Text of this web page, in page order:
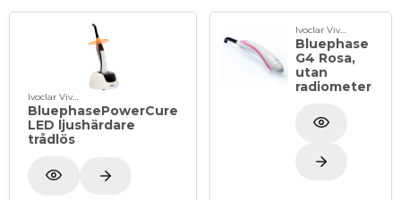
Ivoclar Vivadent
BluephasePowerCure
LED ljushärdare
trådlös
Ivoclar Vivadent
Bluephase
G4 Rosa,
utan
radiometer